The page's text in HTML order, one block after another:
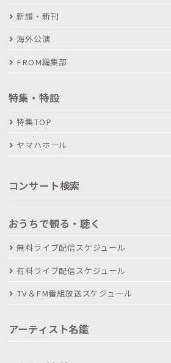
新譜・新刊
海外公演
FROM編集部
特集・特設
特集TOP
ヤマハホール
コンサート検索
おうちで観る・聴く
無料ライブ配信スケジュール
有料ライブ配信スケジュール
TV＆FM番組放送スケジュール
アーティスト名鑑